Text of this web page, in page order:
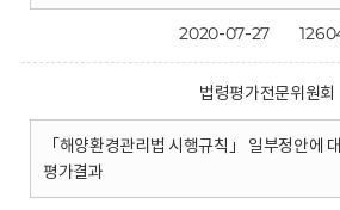
2020-07-27
법령평가전문위원회
「해양환경관리법 시행규칙」 일부정안에
평가결과